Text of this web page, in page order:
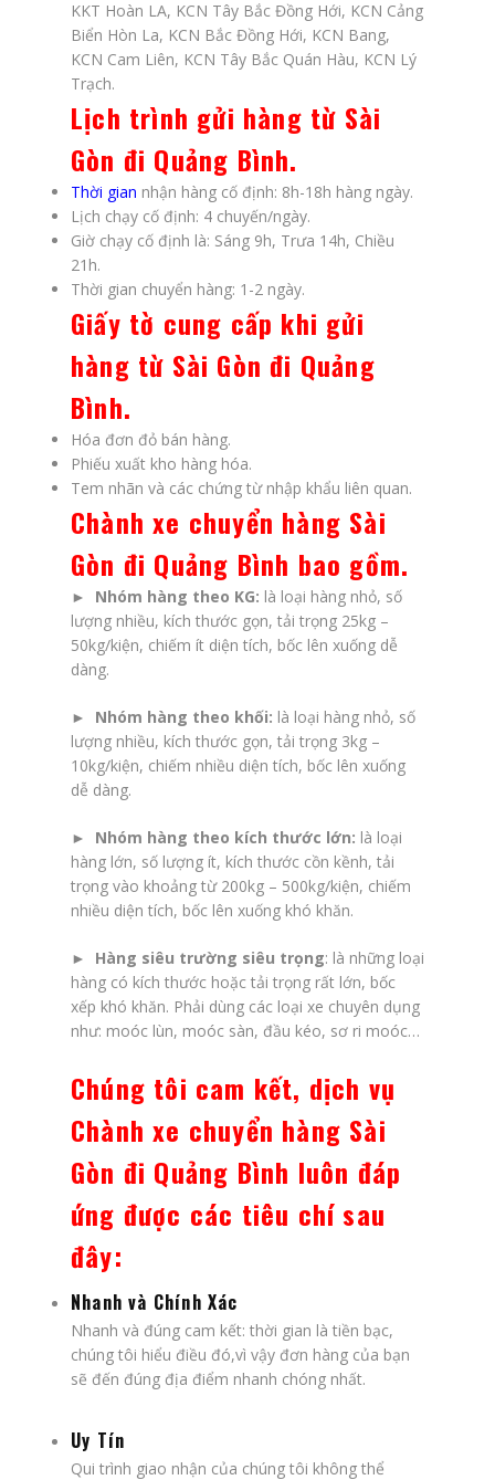
KKT Hoàn LA, KCN Tây Bắc Đồng Hới, KCN Cảng
Biển Hòn La, KCN Bắc Đồng Hới, KCN Bang,
KCN Cam Liên, KCN Tây Bắc Quán Hàu, KCN Lý
Trạch.
Lịch trình gửi hàng từ Sài
Gòn đi Quảng Bình.
Thời gian nhận hàng cố định: 8h-18h hàng ngày.
Lịch chạy cố định: 4 chuyến/ngày.
Giờ chạy cố định là: Sáng 9h, Trưa 14h, Chiều
21h.
Thời gian chuyển hàng: 1-2 ngày.
Giấy tờ cung cấp khi gửi
hàng từ Sài Gòn đi Quảng
Bình.
Hóa đơn đỏ bán hàng.
Phiếu xuất kho hàng hóa.
Tem nhãn và các chứng từ nhập khẩu liên quan.
Chành xe chuyển hàng Sài
Gòn đi Quảng Bình bao gồm.
► Nhóm hàng theo KG: là loại hàng nhỏ, số
lượng nhiều, kích thước gọn, tải trọng 25kg –
50kg/kiện, chiếm ít diện tích, bốc lên xuống dễ
dàng.
► Nhóm hàng theo khối: là loại hàng nhỏ, số
lượng nhiều, kích thước gọn, tải trọng 3kg –
10kg/kiện, chiếm nhiều diện tích, bốc lên xuống
dễ dàng.
► Nhóm hàng theo kích thước lớn: là loại
hàng lớn, số lượng ít, kích thước cồn kềnh, tải
trọng vào khoảng từ 200kg – 500kg/kiện, chiếm
nhiều diện tích, bốc lên xuống khó khăn.
► Hàng siêu trường siêu trọng: là những loại
hàng có kích thước hoặc tải trọng rất lớn, bốc
xếp khó khăn. Phải dùng các loại xe chuyên dụng
như: moóc lùn, moóc sàn, đầu kéo, sơ ri moóc…
Chúng tôi cam kết, dịch vụ
Chành xe chuyển hàng Sài
Gòn đi Quảng Bình luôn đáp
ứng được các tiêu chí sau
đây:
Nhanh và Chính Xác
Nhanh và đúng cam kết: thời gian là tiền bạc,
chúng tôi hiểu điều đó,vì vậy đơn hàng của bạn
sẽ đến đúng địa điểm nhanh chóng nhất.
Uy Tín
Qui trình giao nhận của chúng tôi không thể